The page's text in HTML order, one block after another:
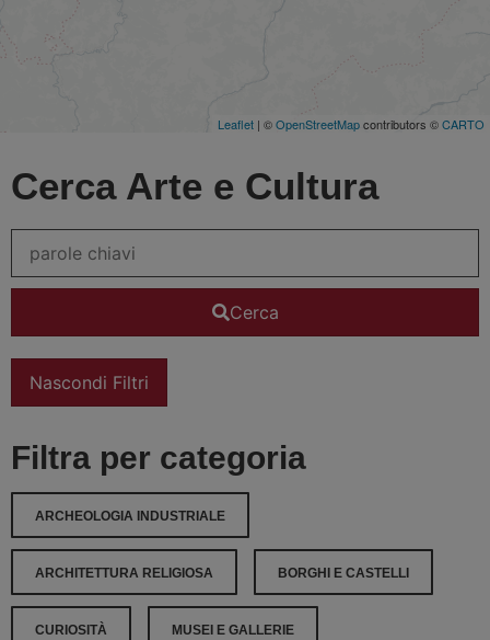
Leaflet | ©OpenStreetMapcontributors ©CARTO
Cerca Arte e Cultura
Cerca
Nascondi Filtri
Filtra per categoria
ARCHEOLOGIA INDUSTRIALE
ARCHITETTURA RELIGIOSA BORGHI E CASTELLI
CURIOSITÀ MUSEI E GALLERIE